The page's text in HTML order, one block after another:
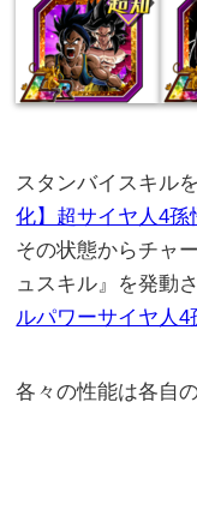
スタンバイスキル
化】超サイヤ人4
その状態からチャ
ュスキル』を発動
ルパワーサイヤ人4
各々の性能は各自